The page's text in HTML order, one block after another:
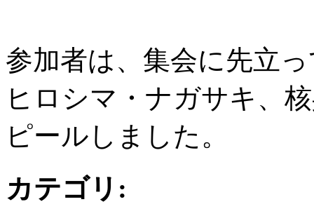
参加者は、集会に先立
ヒロシマ・ナガサキ、
ピールしました。
カテゴリ :